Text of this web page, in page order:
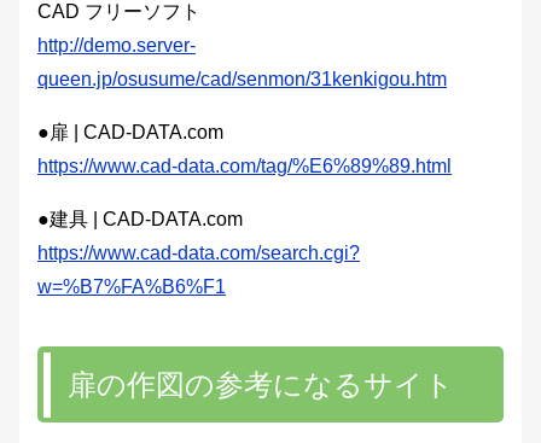
CAD フリーソフト
http://demo.server-
queen.jp/osusume/cad/senmon/31kenkigou.htm
●扉 | CAD-DATA.com
https://www.cad-data.com/tag/%E6%89%89.html
●建具 | CAD-DATA.com
https://www.cad-data.com/search.cgi?
w=%B7%FA%B6%F1
扉の作図の参考になるサイト